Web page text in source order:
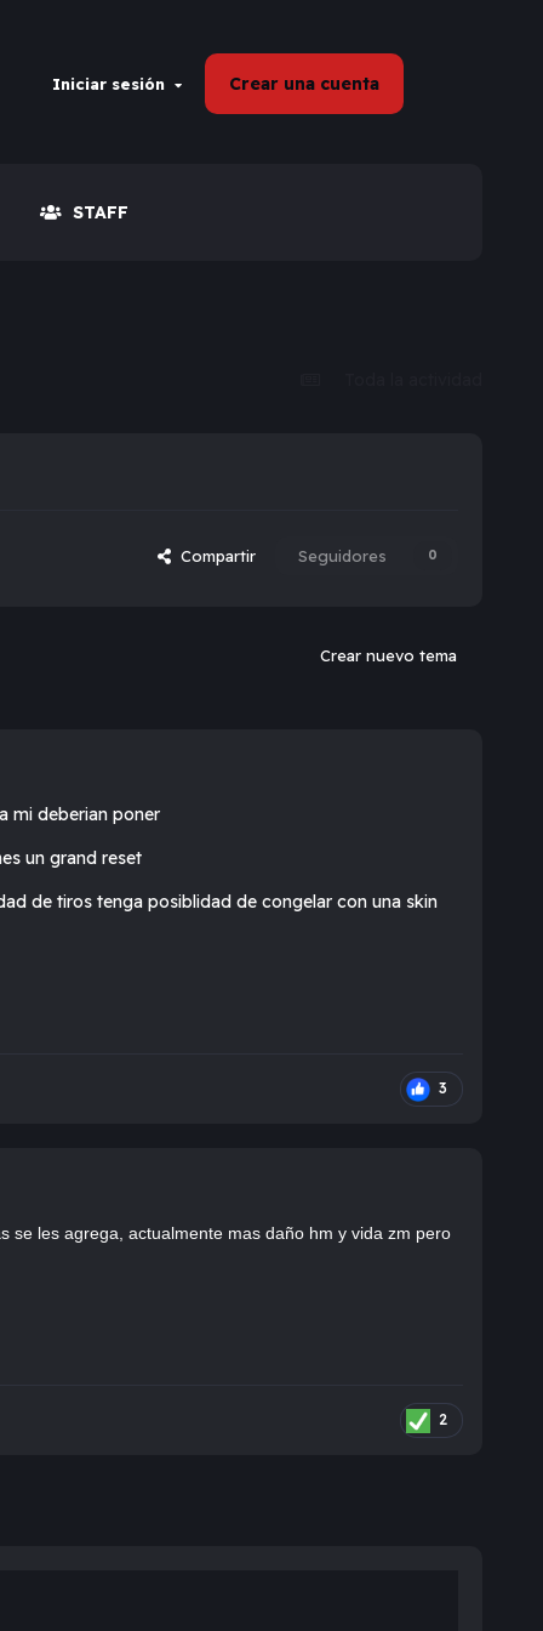
Iniciar sesión Crear una cuenta
STAFF
Compartir Seguidores 0
Crear nuevo tema
mi deberian poner
un grand reset
de tiros tenga posiblidad de congelar con una skin
3
se les agrega, actualmente mas daño hm y vida zm pero
2